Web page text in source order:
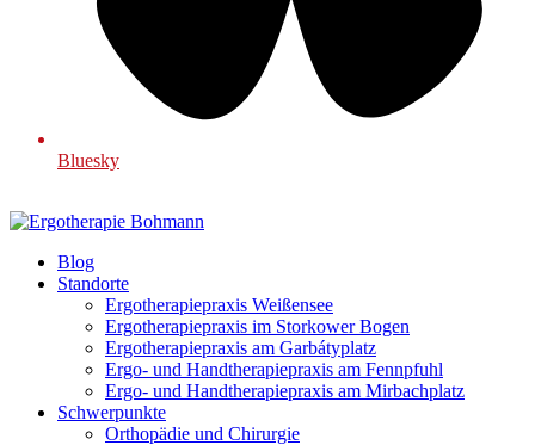
Bluesky
Blog
Standorte
Ergotherapiepraxis Weißensee
Ergotherapiepraxis im Storkower Bogen
Ergotherapiepraxis am Garbátyplatz
Ergo- und Handtherapiepraxis am Fennpfuhl
Ergo- und Handtherapiepraxis am Mirbachplatz
Schwerpunkte
Orthopädie und Chirurgie